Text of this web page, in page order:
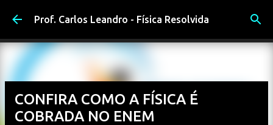
Pular para o conteúdo principal
Prof. Carlos Leandro - Física Resolvida
CONFIRA COMO A FÍSICA É
COBRADA NO ENEM